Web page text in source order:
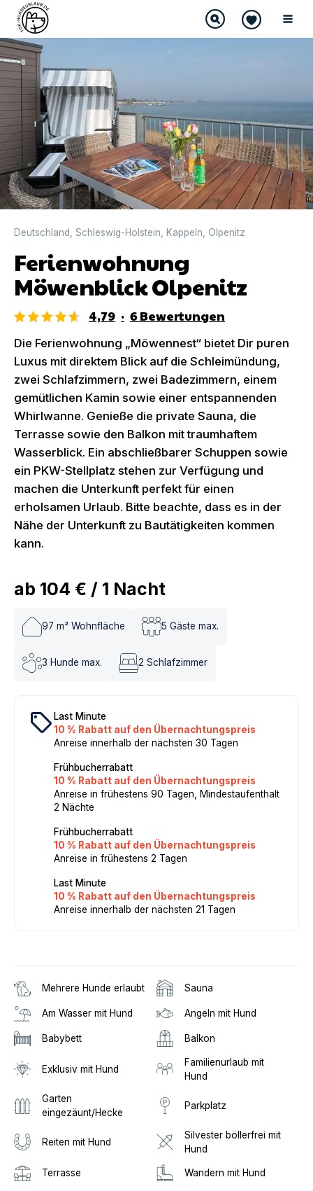
DIREKT BUCHBAR
Deutschland Schleswig-Holstein Kappeln Olpenitz
Ferienwohnung
Möwenblick Olpenitz
4,79 · 6Bewertungen
Die Ferienwohnung „Möwennest“ bietet Dir puren
Luxus mit direktem Blick auf die Schleimündung,
zwei Schlafzimmern, zwei Badezimmern, einem
gemütlichen Kamin sowie einer entspannenden
Whirlwanne. Genieße die private Sauna, die
Terrasse sowie den Balkon mit traumhaftem
Wasserblick. Ein abschließbarer Schuppen sowie
ein PKW-Stellplatz stehen zur Verfügung und
machen die Unterkunft perfekt für einen
erholsamen Urlaub. Bitte beachte, dass es in der
Nähe der Unterkunft zu Bautätigkeiten kommen
kann.
ab 104 € / 1 Nacht
97 m² Wohnfläche 5 Gäste max.
3 Hunde max. 2 Schlafzimmer
local_offer Last Minute
10 % Rabatt auf den Übernachtungspreis
Anreise innerhalb der nächsten 30 Tagen
Frühbucherrabatt
10 % Rabatt auf den Übernachtungspreis
Anreise in frühestens 90 Tagen, Mindestaufenthalt
2 Nächte
Frühbucherrabatt
10 % Rabatt auf den Übernachtungspreis
Anreise in frühestens 2 Tagen
Last Minute
10 % Rabatt auf den Übernachtungspreis
Anreise innerhalb der nächsten 21 Tagen
Mehrere Hunde erlaubt Sauna
Am Wasser mit Hund Angeln mit Hund
Babybett Balkon
Exklusiv mit Hund
Familienurlaub mit
Hund
Garten
eingezäunt/Hecke
Parkplatz
Reiten mit Hund
Silvester böllerfrei mit
Hund
Terrasse Wandern mit Hund